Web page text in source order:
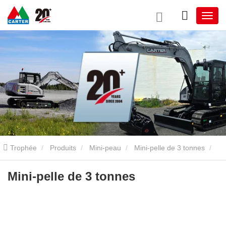
Trophée Produits Mini-peau Mini-pelle de 3 tonnes
Mini-pelle de 3 tonnes
Mini-pelle de 3 tonnes